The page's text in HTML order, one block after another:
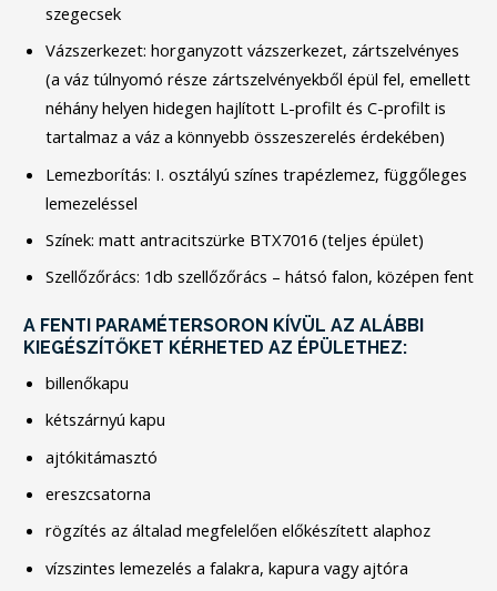
szegecsek
Vázszerkezet: horganyzott vázszerkezet, zártszelvényes
(a váz túlnyomó része zártszelvényekből épül fel, emellett
néhány helyen hidegen hajlított L-profilt és C-profilt is
tartalmaz a váz a könnyebb összeszerelés érdekében)
Lemezborítás: I. osztályú színes trapézlemez, függőleges
lemezeléssel
Színek: matt antracitszürke BTX7016 (teljes épület)
Szellőzőrács: 1db szellőzőrács – hátsó falon, középen fent
A FENTI PARAMÉTERSORON KÍVÜL AZ ALÁBBI
KIEGÉSZÍTŐKET KÉRHETED AZ ÉPÜLETHEZ:
billenőkapu
kétszárnyú kapu
ajtókitámasztó
ereszcsatorna
rögzítés az általad megfelelően előkészített alaphoz
vízszintes lemezelés a falakra, kapura vagy ajtóra